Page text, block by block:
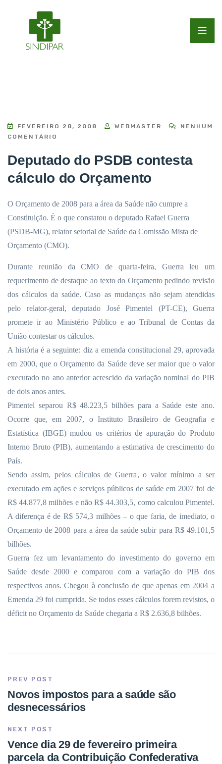
FEVEREIRO 28, 2008 WEBMASTER
NENHUM
COMENTÁRIO
Deputado do PSDB contesta
cálculo do Orçamento
O Orçamento de 2008 para a área da Saúde não cumpre a
Constituição. É o que constatou o deputado Rafael Guerra
(PSDB-MG), relator setorial de Saúde da Comissão Mista de
Orçamento (CMO).
Durante reunião da CMO de quarta-feira, Guerra leu um
requerimento de destaque ao texto do Orçamento pedindo revisão
dos cálculos da saúde. Caso as mudanças não sejam atendidas
pelo relator-geral, deputado José Pimentel (PT-CE), Guerra
promete ir ao Ministério Público e ao Tribunal de Contas da
União contestar os cálculos.
A história é a seguinte: diz a emenda constitucional 29, aprovada
em 2000, que o Orçamento da Saúde deve ser maior que o valor
executado no ano anterior acrescido da variação nominal do PIB
de dois anos antes.
Pimentel separou R$ 48.223,5 bilhões para a Saúde este ano.
Ocorre que, em 2007, o Instituto Brasileiro de Geografia e
Estatística (IBGE) mudou os critérios de apuração do Produto
Interno Bruto (PIB), aumentando a estimativa de crescimento do
País.
Sendo assim, pelos cálculos de Guerra, o valor mínimo a ser
executado em ações e serviços públicos de saúde em 2007 foi de
R$ 44.877,8 milhões e não R$ 44.303,5, como calculou Pimentel.
A diferença é de R$ 574,3 milhões – o que faria, de imediato, o
Orçamento de 2008 para a área da saúde subir para R$ 49.101,5
bilhões.
Guerra fez um levantamento do investimento do governo em
Saúde desde 2000 e comparou com a variação do PIB dos
respectivos anos. Chegou à conclusão de que apenas em 2004 a
Emenda 29 foi cumprida. Se todos esses cálculos forem revistos, o
déficit no Orçamento da Saúde chegaria a R$ 2.636,8 bilhões.
PREV POST
Novos impostos para a saúde são
desnecessários
NEXT POST
Vence dia 29 de fevereiro primeira
parcela da Contribuição Confederativa